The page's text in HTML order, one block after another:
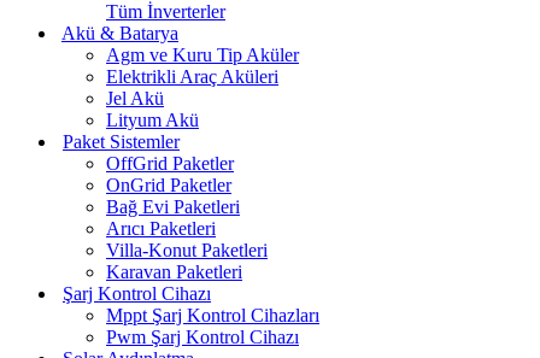
Tüm İnverterler
Akü & Batarya
Agm ve Kuru Tip Aküler
Elektrikli Araç Aküleri
Jel Akü
Lityum Akü
Paket Sistemler
OffGrid Paketler
OnGrid Paketler
Bağ Evi Paketleri
Arıcı Paketleri
Villa-Konut Paketleri
Karavan Paketleri
Şarj Kontrol Cihazı
Mppt Şarj Kontrol Cihazları
Pwm Şarj Kontrol Cihazı